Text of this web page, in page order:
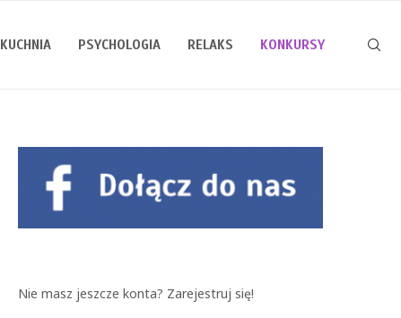
KUCHNIA PSYCHOLOGIA RELAKS KONKURSY
Nie masz jeszcze konta? Zarejestruj się!